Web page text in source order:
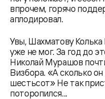
впрочем, горячо
аплодировал.
Увы, Шахматову
уже не мог. За год до
Николай Мурашов
Визбора. «А сколько
шестьсот» Не так
поторопился...